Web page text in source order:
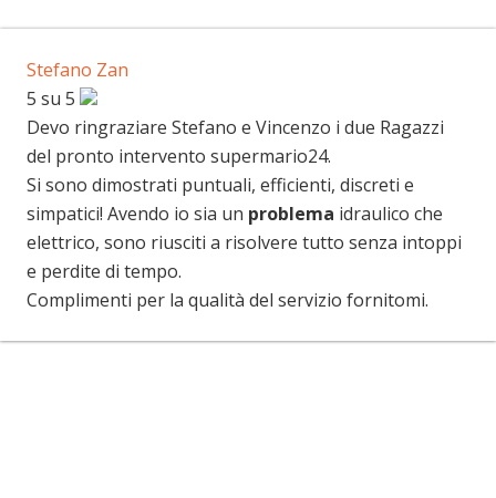
Stefano Zan
5 su 5
Devo ringraziare Stefano e Vincenzo i due Ragazzi
del pronto intervento supermario24.
Si sono dimostrati puntuali, efficienti, discreti e
simpatici! Avendo io sia un problema idraulico che
elettrico, sono riusciti a risolvere tutto senza intoppi
e perdite di tempo.
Complimenti per la qualità del servizio fornitomi.